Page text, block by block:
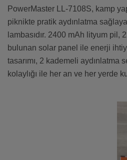
PowerMaster LL-7108S, kamp
piknikte pratik aydınlatma
lambasıdır. 2400 mAh lityum pil,
bulunan solar panel ile enerji
tasarımı, 2 kademeli aydınlatma
kolaylığı ile her an ve her yerde